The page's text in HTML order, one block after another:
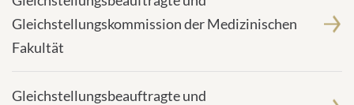
Gleichstellungskommission der Medizinischen
Fakultät
Gleichstellungsbeauftragte und